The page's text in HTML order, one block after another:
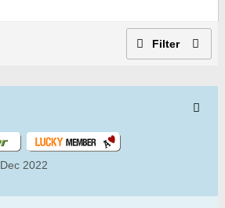
Filter
Dec 2022